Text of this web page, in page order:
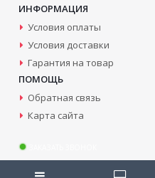
ИНФОРМАЦИЯ
Условия оплаты
Условия доставки
Гарантия на товар
ПОМОЩЬ
Обратная связь
Карта сайта